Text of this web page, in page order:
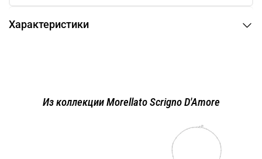
Характеристики
Из коллекции Morellato Scrigno D'Amore